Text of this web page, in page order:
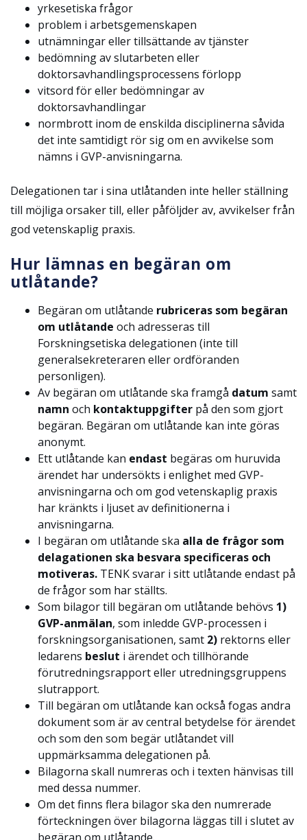
yrkesetiska frågor
problem i arbetsgemenskapen
utnämningar eller tillsättande av tjänster
bedömning av slutarbeten eller
doktorsavhandlingsprocessens förlopp
vitsord för eller bedömningar av
doktorsavhandlingar
normbrott inom de enskilda disciplinerna såvida
det inte samtidigt rör sig om en avvikelse som
nämns i GVP-anvisningarna.
Delegationen tar i sina utlåtanden inte heller ställning
till möjliga orsaker till, eller påföljder av, avvikelser från
god vetenskaplig praxis.
Hur lämnas en begäran om
utlåtande?
Begäran om utlåtande rubriceras som begäran
om utlåtande och adresseras till
Forskningsetiska delegationen (inte till
generalsekreteraren eller ordföranden
personligen).
Av begäran om utlåtande ska framgå datum samt
namn och kontaktuppgifter på den som gjort
begäran. Begäran om utlåtande kan inte göras
anonymt.
Ett utlåtande kan endast begäras om huruvida
ärendet har undersökts i enlighet med GVP-
anvisningarna och om god vetenskaplig praxis
har kränkts i ljuset av definitionerna i
anvisningarna.
I begäran om utlåtande ska alla de frågor som
delagationen ska besvara specificeras och
motiveras. TENK svarar i sitt utlåtande endast på
de frågor som har ställts.
Som bilagor till begäran om utlåtande behövs 1)
GVP-anmälan, som inledde GVP-processen i
forskningsorganisationen, samt 2) rektorns eller
ledarens beslut i ärendet och tillhörande
förutredningsrapport eller utredningsgruppens
slutrapport.
Till begäran om utlåtande kan också fogas andra
dokument som är av central betydelse för ärendet
och som den som begär utlåtandet vill
uppmärksamma delegationen på.
Bilagorna skall numreras och i texten hänvisas till
med dessa nummer.
Om det finns flera bilagor ska den numrerade
förteckningen över bilagorna läggas till i slutet av
begäran om utlåtande.